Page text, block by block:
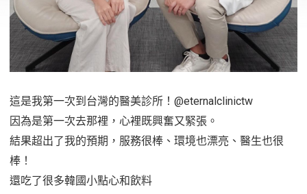
這是我第一次到台灣的醫美診所！@eternalclinictw
因為是第一次去那裡，心裡既興奮又緊張。
結果超出了我的預期，服務很棒、環境也漂亮、醫生也很
棒！
還吃了很多韓國小點心和飲料